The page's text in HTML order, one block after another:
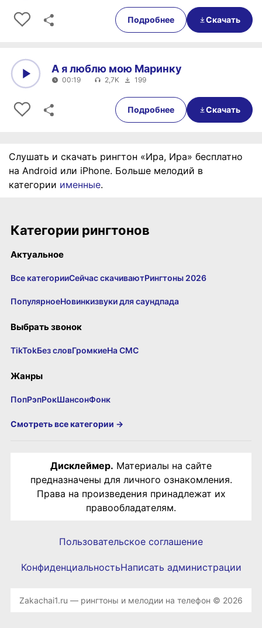
00:38
Подробнее Скачать
00:19
А я люблю мою Маринку
00:19 2,7K 199
Подробнее Скачать
Слушать и скачать рингтон «Ира, Ира» бесплатно
на Android или iPhone. Больше мелодий в
категории именные.
Категории рингтонов
Актуальное
Все категорииСейчас скачиваютРингтоны 2026
ПопулярноеНовинкизвуки для саундпада
Выбрать звонок
TikTokБез словГромкиеНа СМС
Жанры
ПопРэпРокШансонФонк
Смотреть все категории →
Дисклеймер. Материалы на сайте
предназначены для личного ознакомления.
Права на произведения принадлежат их
правообладателям.
Пользовательское соглашение
КонфиденциальностьНаписать администрации
Zakachai1.ru — рингтоны и мелодии на телефон © 2026